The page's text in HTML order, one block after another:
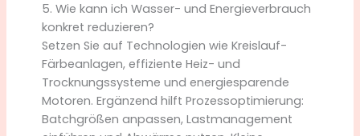
5. Wie kann ich Wasser- und Energieverbrauch
konkret reduzieren?
Setzen Sie auf Technologien wie Kreislauf-
Färbeanlagen, effiziente Heiz- und
Trocknungssysteme und energiesparende
Motoren. Ergänzend hilft Prozessoptimierung:
Batchgrößen anpassen, Lastmanagement